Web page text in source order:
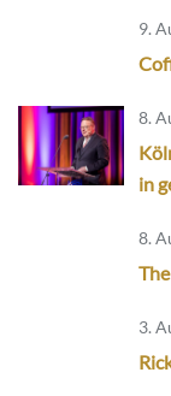
9.
8.
in
8.
3.